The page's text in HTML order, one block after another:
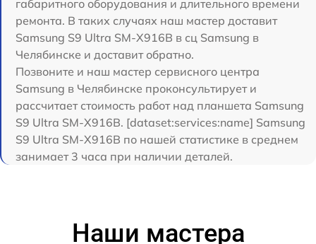
габаритного оборудования и длительного времени
ремонта. В таких случаях наш мастер доставит
Samsung S9 Ultra SM-X916B в сц Samsung в
Челябинске и доставит обратно.
Позвоните и наш мастер сервисного центра
Samsung в Челябинске проконсультирует и
рассчитает стоимость работ над планшета Samsung
S9 Ultra SM-X916B. [dataset:services:name] Samsung
S9 Ultra SM-X916B по нашей статистике в среднем
занимает 3 часа при наличии деталей.
Наши мастера